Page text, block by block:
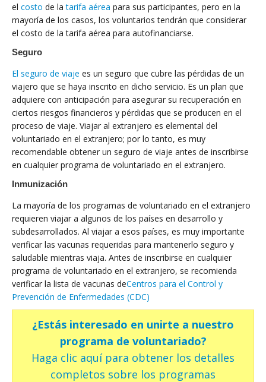
el costo de latarifa aérea para sus participantes, pero en la
mayoría de los casos, los voluntarios tendrán que considerar
el costo de la tarifa aérea para autofinanciarse.
Seguro
El seguro de viaje es un seguro que cubre las pérdidas de un
viajero que se haya inscrito en dicho servicio. Es un plan que
adquiere con anticipación para asegurar su recuperación en
ciertos riesgos financieros y pérdidas que se producen en el
proceso de viaje. Viajar al extranjero es elemental del
voluntariado en el extranjero; por lo tanto, es muy
recomendable obtener un seguro de viaje antes de inscribirse
en cualquier programa de voluntariado en el extranjero.
Inmunización
La mayoría de los programas de voluntariado en el extranjero
requieren viajar a algunos de los países en desarrollo y
subdesarrollados. Al viajar a esos países, es muy importante
verificar las vacunas requeridas para mantenerlo seguro y
saludable mientras viaja. Antes de inscribirse en cualquier
programa de voluntariado en el extranjero, se recomienda
verificar la lista de vacunas deCentros para el Control y
Prevención de Enfermedades (CDC)
¿Estás interesado en unirte a nuestro
programa de voluntariado?
Haga clic aquí para obtener los detalles
completos sobre los programas